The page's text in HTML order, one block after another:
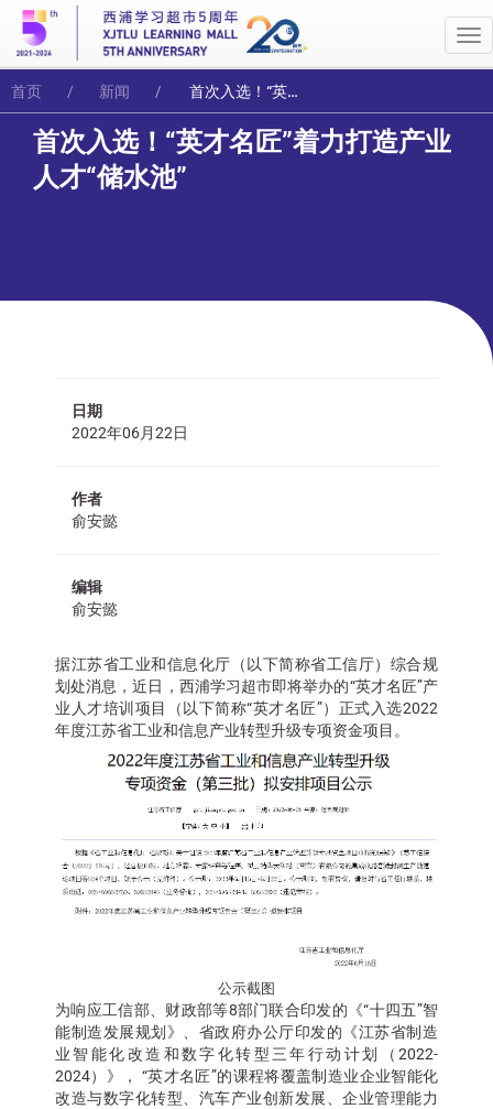
首页 新闻 首次入选！“英才名匠”着力打造产业人才“储水池”
首次入选！“英才名匠”着力打造产业
人才“储水池”
日期
2022年06月22日
作者
俞安懿
编辑
俞安懿
据江苏省工业和信息化厅（以下简称省工信厅）综合规
划处消息，近日，西浦学习超市即将举办的“英才名匠”产
业人才培训项目（以下简称“英才名匠”）正式入选2022
年度江苏省工业和信息产业转型升级专项资金项目。
公示截图
为响应工信部、财政部等8部门联合印发的《“十四五”智
能制造发展规划》、省政府办公厅印发的《江苏省制造
业智能化改造和数字化转型三年行动计划（2022-
2024）》， “英才名匠”的课程将覆盖制造业企业智能化
改造与数字化转型、汽车产业创新发展、企业管理能力